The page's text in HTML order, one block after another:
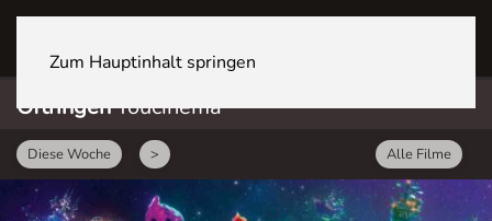
Zum Hauptinhalt springen
OftringenYoucinema
Diese Woche > Alle Filme